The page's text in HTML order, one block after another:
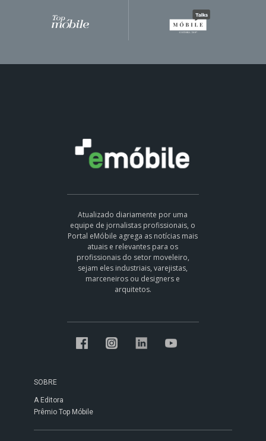
Atualizado diariamente por uma
equipe de jornalistas profissionais, o
Portal eMóbile agrega as notícias mais
atuais e relevantes para os
profissionais do setor moveleiro,
sejam eles industriais, varejistas,
marceneiros ou designers e
arquitetos.
SOBRE
A Editora
Prêmio Top Móbile